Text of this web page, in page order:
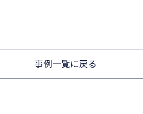
事例一覧に戻る